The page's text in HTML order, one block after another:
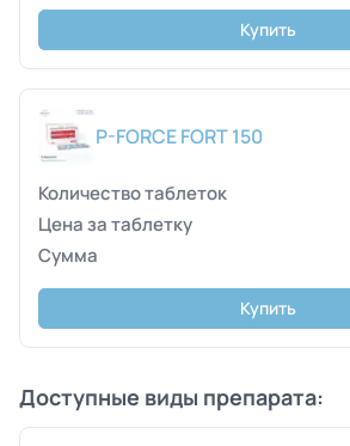
Купить
P-FORCE FORT 150
Купить
Доступные виды препарата: